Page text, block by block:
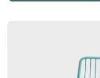
een moderne en
omhullende vorm met
comfortabel steun, terwijl